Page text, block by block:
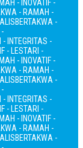
- INOVATIF -
- RAMAH -
BERTAKWA -
- INTEGRITAS -
- LESTARI -
- INOVATIF -
- RAMAH -
BERTAKWA -
- INTEGRITAS -
- LESTARI -
- INOVATIF -
- RAMAH -
BERTAKWA -